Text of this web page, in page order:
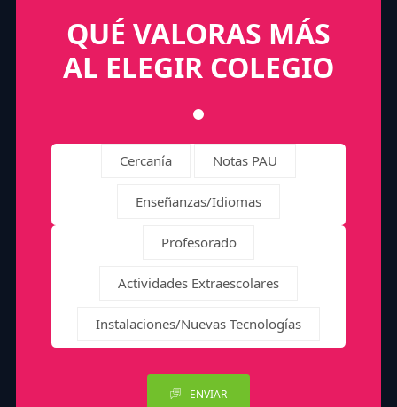
QUÉ VALORAS MÁS
AL ELEGIR COLEGIO
Cercanía Notas PAU
Enseñanzas/Idiomas
Profesorado
Actividades Extraescolares
Instalaciones/Nuevas Tecnologías
ENVIAR